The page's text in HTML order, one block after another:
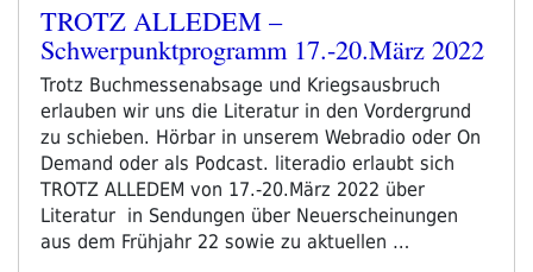
Veröffentlicht
am
TROTZ ALLEDEM –
Schwerpunktprogramm 17.-20.März 2022
Trotz Buchmessenabsage und Kriegsausbruch
erlauben wir uns die Literatur in den Vordergrund
zu schieben. Hörbar in unserem Webradio oder On
Demand oder als Podcast. literadio erlaubt sich
TROTZ ALLEDEM von 17.-20.März 2022 über
Literatur in Sendungen über Neuerscheinungen
aus dem Frühjahr 22 sowie zu aktuellen …